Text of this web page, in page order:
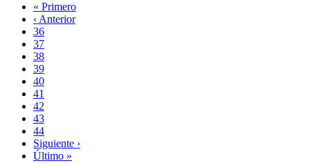
Paginación
Primera
página
« Primero
Página
anterior
‹ Anterior
Page
36
Page
37
Page
38
Page
39
Página
actual
40
Page
41
Page
42
Page
43
Page
44
Siguiente
página
Siguiente ›
Última
Último »